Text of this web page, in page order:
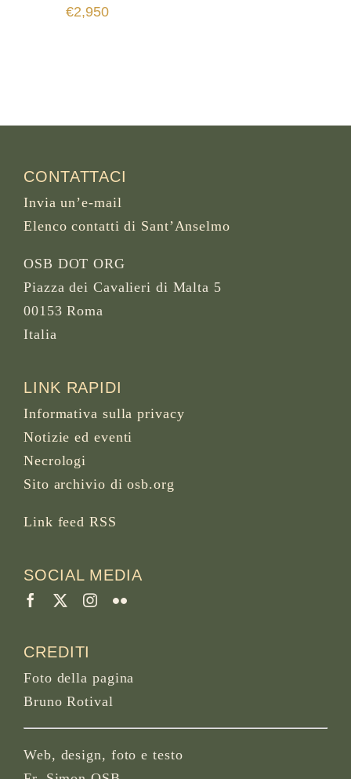
€2,950
CONTATTACI
Invia un’e-mail
Elenco contatti di Sant’Anselmo
OSB DOT ORG
Piazza dei Cavalieri di Malta 5
00153 Roma
Italia
LINK RAPIDI
Informativa sulla privacy
Notizie ed eventi
Necrologi
Sito archivio di osb.org
Link feed RSS
SOCIAL MEDIA
CREDITI
Foto della pagina
Bruno Rotival
Web, design, foto e testo